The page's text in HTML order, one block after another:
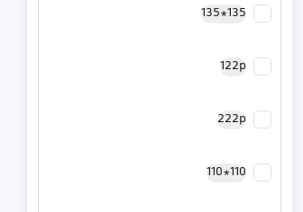
نقره ای
رزگلد مسی
طلایی
135*135
122p
222p
110*110